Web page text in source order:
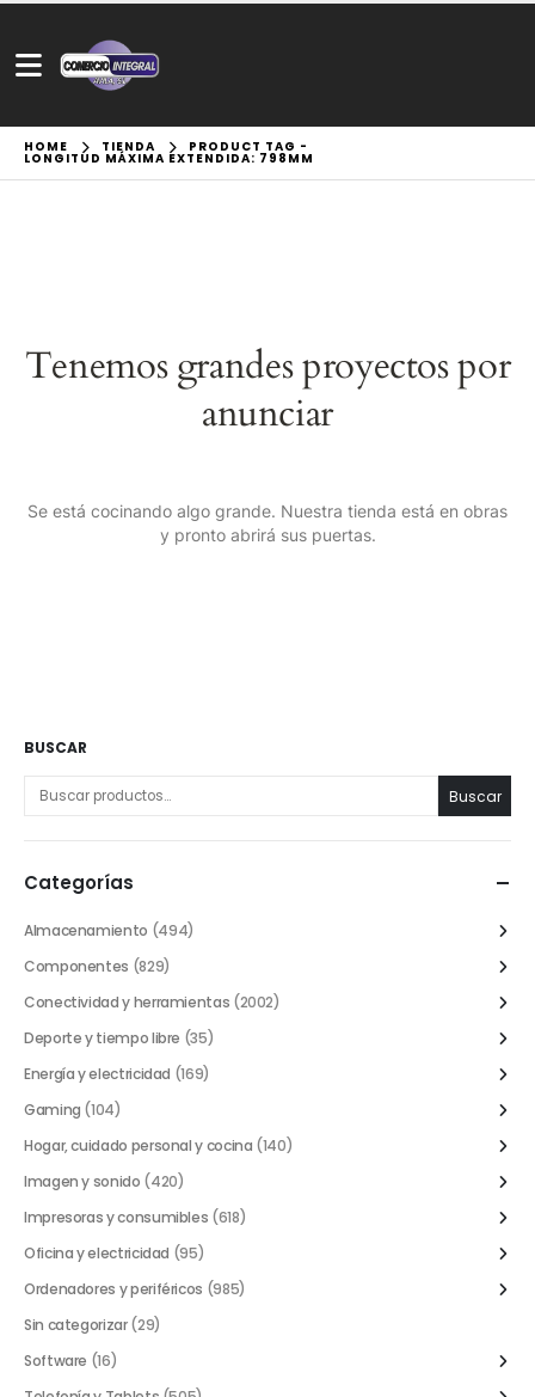
HOME TIENDA PRODUCT TAG -
LONGITUD MÁXIMA EXTENDIDA: 798MM
Tenemos grandes proyectos por
anunciar
Se está cocinando algo grande. Nuestra tienda está en obras
y pronto abrirá sus puertas.
BUSCAR
Buscar
Categorías
Almacenamiento (494)
Componentes (829)
Conectividad y herramientas (2002)
Deporte y tiempo libre (35)
Energía y electricidad (169)
Gaming (104)
Hogar, cuidado personal y cocina (140)
Imagen y sonido (420)
Impresoras y consumibles (618)
Oficina y electricidad (95)
Ordenadores y periféricos (985)
Sin categorizar(29)
Software (16)